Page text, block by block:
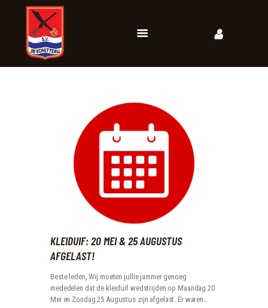
HOME
OVER DE CLUB
CONTACT
KLEIDUIF: 20 MEI & 25 AUGUSTUS
AFGELAST!
Beste leden, Wij moeten jullie jammer genoeg
mededelen dat de kleiduif wedstrijden op Maandag 20
Mei en Zondag 25 Augustus zijn afgelast. Er waren…